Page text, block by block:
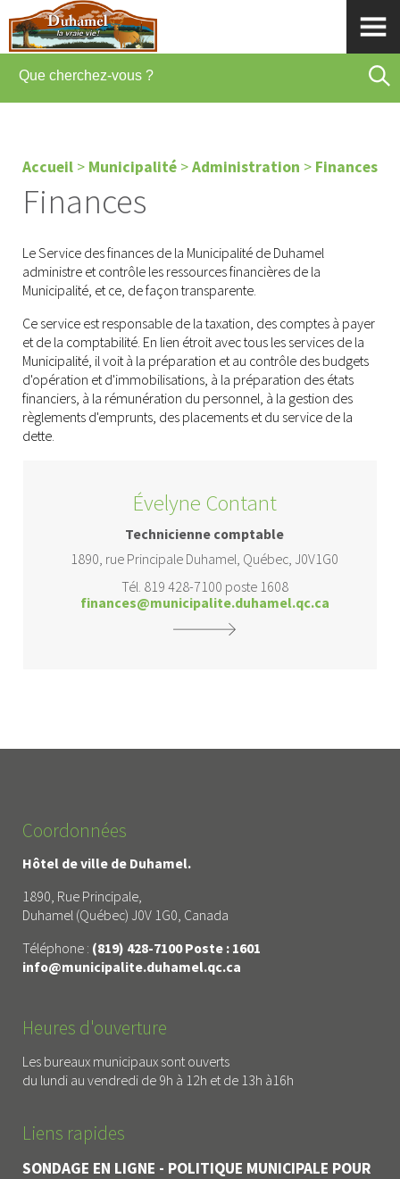
Accueil > Municipalité >Administration > Finances
Finances
Le Service des finances de la Municipalité de Duhamel
administre et contrôle les ressources financières de la
Municipalité, et ce, de façon transparente.
Ce service est responsable de la taxation, des comptes à payer
et de la comptabilité. En lien étroit avec tous les services de la
Municipalité, il voit à la préparation et au contrôle des budgets
d'opération et d'immobilisations, à la préparation des états
financiers, à la rémunération du personnel, à la gestion des
règlements d'emprunts, des placements et du service de la
dette.
Évelyne Contant
Technicienne comptable
1890, rue Principale Duhamel, Québec, J0V1G0
Tél. 819 428-7100 poste 1608
finances@municipalite.duhamel.qc.ca
Coordonnées
Hôtel de ville de Duhamel.
1890, Rue Principale,
Duhamel (Québec) J0V 1G0, Canada
Téléphone : (819) 428-7100 Poste : 1601
info@municipalite.duhamel.qc.ca
Heures d'ouverture
Les bureaux municipaux sont ouverts
du lundi au vendredi de 9h à 12h et de 13h à16h
Liens rapides
SONDAGE EN LIGNE - POLITIQUE MUNICIPALE POUR